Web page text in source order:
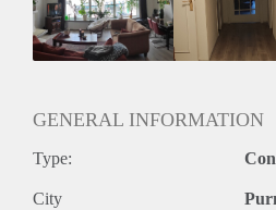
GENERAL INFORMATION
Type:
City